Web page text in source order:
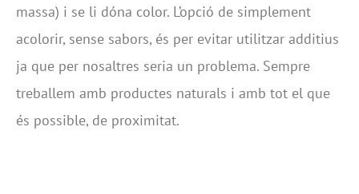
massa) i se li dóna color. L’opció de simplement
acolorir, sense sabors, és per evitar utilitzar additius
ja que per nosaltres seria un problema. Sempre
treballem amb productes naturals i amb tot el que
és possible, de proximitat.